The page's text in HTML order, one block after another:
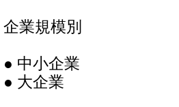
企業規模別
● 中小企業
● 大企業